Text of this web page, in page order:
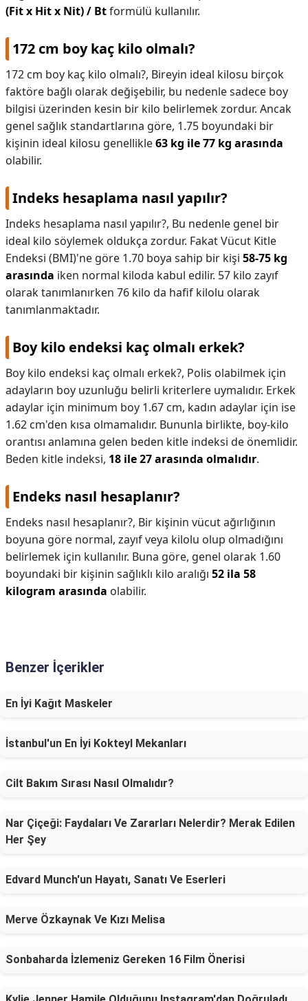
(Fit x Hit x Nit) / Btformülü kullanılır.
172 cm boy kaç kilo olmalı?
172 cm boy kaç kilo olmalı?, Bireyin ideal kilosu birçok
faktöre bağlı olarak değişebilir, bu nedenle sadece boy
bilgisi üzerinden kesin bir kilo belirlemek zordur. Ancak
genel sağlık standartlarına göre, 1.75 boyundaki bir
kişinin ideal kilosu genellikle63 kg ile 77 kg arasında
olabilir.
Indeks hesaplama nasıl yapılır?
Indeks hesaplama nasıl yapılır?, Bu nedenle genel bir
ideal kilo söylemek oldukça zordur. Fakat Vücut Kitle
Endeksi (BMI)'ne göre 1.70 boya sahip bir kişi 58-75 kg
arasında iken normal kiloda kabul edilir. 57 kilo zayıf
olarak tanımlanırken 76 kilo da hafif kilolu olarak
tanımlanmaktadır.
Boy kilo endeksi kaç olmalı erkek?
Boy kilo endeksi kaç olmalı erkek?, Polis olabilmek için
adayların boy uzunluğu belirli kriterlere uymalıdır. Erkek
adaylar için minimum boy 1.67 cm, kadın adaylar için ise
1.62 cm'den kısa olmamalıdır. Bununla birlikte, boy-kilo
orantısı anlamına gelen beden kitle indeksi de önemlidir.
Beden kitle indeksi, 18 ile 27 arasında olmalıdır.
Endeks nasıl hesaplanır?
Endeks nasıl hesaplanır?, Bir kişinin vücut ağırlığının
boyuna göre normal, zayıf veya kilolu olup olmadığını
belirlemek için kullanılır. Buna göre, genel olarak 1.60
boyundaki bir kişinin sağlıklı kilo aralığı 52 ila 58
kilogram arasında olabilir.
Benzer İçerikler
En İyi Kağıt Maskeler
İstanbul'un En İyi Kokteyl Mekanları
Cilt Bakım Sırası Nasıl Olmalıdır?
Nar Çiçeği: Faydaları Ve Zararları Nelerdir? Merak Edilen
Her Şey
Edvard Munch'un Hayatı, Sanatı Ve Eserleri
Merve Özkaynak Ve Kızı Melisa
Sonbaharda İzlemeniz Gereken 16 Film Önerisi